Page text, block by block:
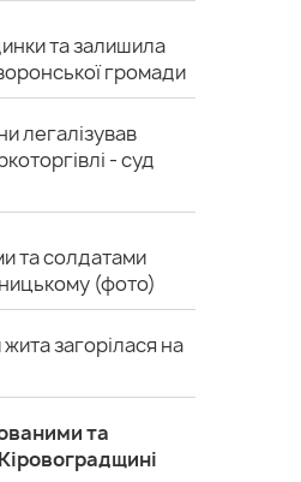
та залишила
громади
легалізував
- суд
та солдатами
(фото)
загорілася на
та